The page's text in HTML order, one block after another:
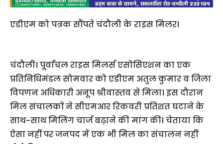
एडीएम को पत्रक सौंपते चंदौली के राइस मिलर।
चंदौली। पूर्वांचल राइस मिलर्स एसोसिएशन का एक
प्रतिनिधिमंडल सोमवार को एडीएम अतुल कुमार व जिला
विपणन अधिकारी अनूप श्रीवास्तव से मिला। इस दौरान
मिल संचालकों ने सीएमआर रिकवरी प्रतिशत घटाने के
साथ-साथ मिलिंग चार्ज बढ़ाने की मांग की। चेताया कि
ऐसा नहीं पर जनपद में एक भी मिल का संचालन नहीं